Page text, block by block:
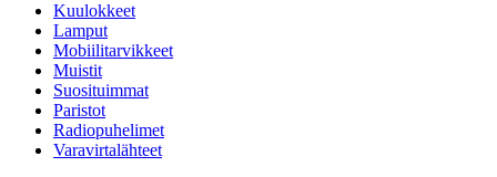
Kuulokkeet
Lamput
Mobiilitarvikkeet
Muistit
Suosituimmat
Paristot
Radiopuhelimet
Varavirtalähteet